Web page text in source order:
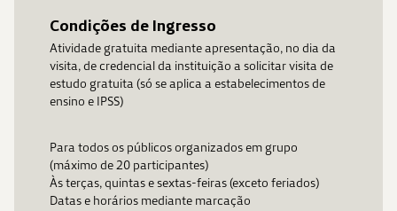
Condições de Ingresso
Atividade gratuita mediante apresentação, no dia da
visita, de credencial da instituição a solicitar visita de
estudo gratuita (só se aplica a estabelecimentos de
ensino e IPSS)
Para todos os públicos organizados em grupo
(máximo de 20 participantes)
Às terças, quintas e sextas-feiras (exceto feriados)
Datas e horários mediante marcação